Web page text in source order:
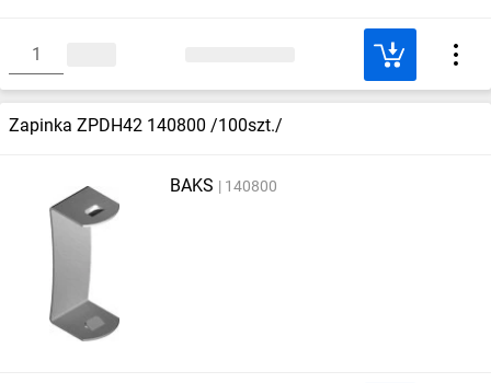
Zapinka ZPDH42 140800 /100szt./
BAKS 140800